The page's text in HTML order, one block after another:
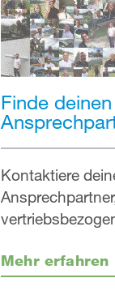
Finde
Kontaktiere
Mehr erfahren